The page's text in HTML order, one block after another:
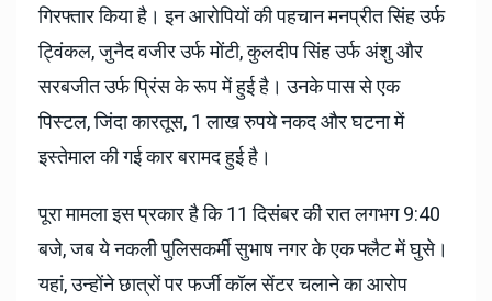
गिरफ्तार किया है। इन आरोपियों की पहचान मनप्रीत सिंह उर्फ
ट्विंकल, जुनैद वजीर उर्फ मोंटी, कुलदीप सिंह उर्फ अंशु और
सरबजीत उर्फ प्रिंस के रूप में हुई है। उनके पास से एक
पिस्टल, जिंदा कारतूस, 1 लाख रुपये नकद और घटना में
इस्तेमाल की गई कार बरामद हुई है।
पूरा मामला इस प्रकार है कि 11 दिसंबर की रात लगभग 9:40
बजे, जब ये नकली पुलिसकर्मी सुभाष नगर के एक फ्लैट में घुसे।
यहां, उन्होंने छात्रों पर फर्जी कॉल सेंटर चलाने का आरोप